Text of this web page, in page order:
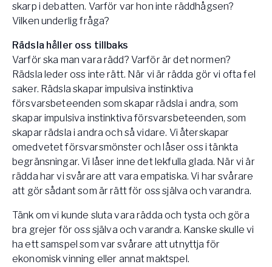
skarp i debatten. Varför var hon inte räddhågsen?
Vilken underlig fråga?
Rädsla håller oss tillbaks
Varför ska man vara rädd? Varför är det normen?
Rädsla leder oss inte rätt. När vi är rädda gör vi ofta fel
saker. Rädsla skapar impulsiva instinktiva
försvarsbeteenden som skapar rädsla i andra, som
skapar impulsiva instinktiva försvarsbeteenden, som
skapar rädsla i andra och så vidare. Vi återskapar
omedvetet försvarsmönster och låser oss i tänkta
begränsningar. Vi låser inne det lekfulla glada. När vi är
rädda har vi svårare att vara empatiska. Vi har svårare
att gör sådant som är rätt för oss själva och varandra.
Tänk om vi kunde sluta vara rädda och tysta och göra
bra grejer för oss själva och varandra. Kanske skulle vi
ha ett samspel som var svårare att utnyttja för
ekonomisk vinning eller annat maktspel.